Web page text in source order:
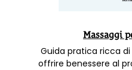
Massaggi
Guida pratica ricca
offrire